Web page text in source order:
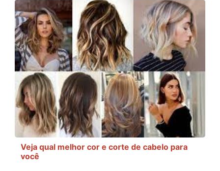
Veja qual melhor cor e corte de cabelo para
você